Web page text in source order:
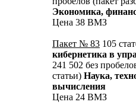
Экономика,
Цена 38 ВМЗ
Пакет № 83 105
кибернетика в
241 502 без
статьи) Наука,
вычисления
Цена 24 ВМЗ